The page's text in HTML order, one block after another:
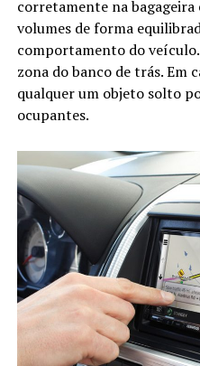
corretamente na bagageira
volumes de forma
comportamento do
zona do banco de trás. Em
qualquer um objeto solto
ocupantes.